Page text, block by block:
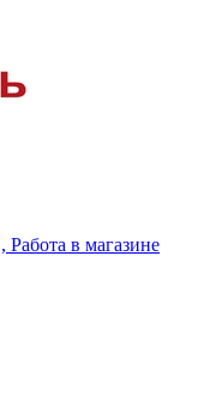
Работа в магазине